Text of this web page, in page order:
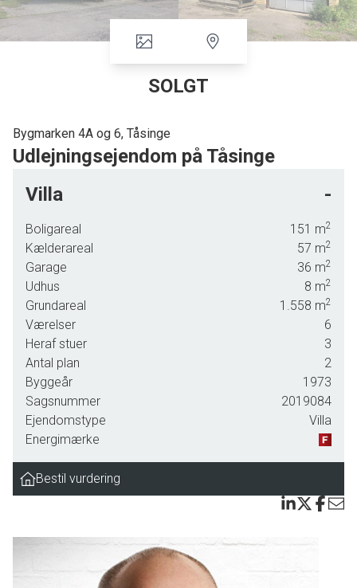
SOLGT
Bygmarken 4A og 6, Tåsinge
Udlejningsejendom på Tåsinge
Udlejningsejendom i Strammelse by på Tåsinge med stor opvarmet garage med
Ideel til lokal håndværker/investering - 3 lejligheder og stor(opvarmet) garage - pt. er 2
af lejlighederne lejet ud og 1 lejlighed samt garagen er disponibel for køber enten til eget
brug eller udlejning.
samme anvendelse. Ejendommen er beliggende på rolig lukket vej i Strammelse by på
Tåsinge, hvor man fornemmer den gode landlige stemning og idyl der hersker
her.Strammelse er en skøn og aktiv landsby med mange familier og godt naboskab, og
ikke mindst her en udlejningsejendom med rigtig mange muligheder for indtjening,
opbevaring, værksted m.v. for den aktive selvstændige håndværker, virksomhed el. lign.
eller blot til investering til pensionen.
Lejeindtægt:
St. tv. kr. 2.754,- (denne lejlighed er pt. ledig for køber) + forbrug kr. 775,00=kr.
Villa -
Boligareal 151 m2
Kælderareal 57 m2
Garage 36 m2
Udhus 8 m2
Grundareal 1.558 m2
Værelser
6
Heraf stuer
3
Antal plan
2
Byggeår
1973
Sagsnummer
2019084
Ejendomstype
Villa
Energimærke
Bestil vurdering